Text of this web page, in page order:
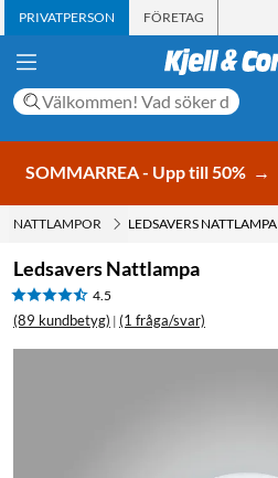
PRIVATPERSON FÖRETAG
SOMMARREA - Upp till 50% →
NATTLAMPOR LEDSAVERS NATTLAMPA
Ledsavers Nattlampa
4.5
(89 kundbetyg) | (1 fråga/svar)